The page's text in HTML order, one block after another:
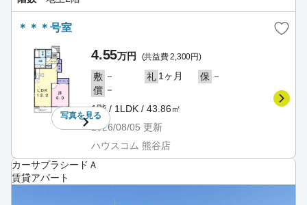
＊＊＊号室
写真を見る
4.55万円 (共益費 2,300円)
敷 － 礼 1ヶ月 保 －
償 －
1階 / 1LDK / 43.86㎡
2026/08/05 更新
ハウスコム 熊谷店
カーサプラシードＡ
賃貸アパート